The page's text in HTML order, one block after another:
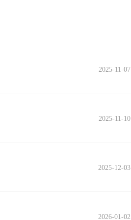
2025-11-07
2025-11-10
2025-12-03
2026-01-02